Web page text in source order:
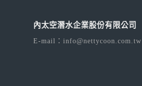
內太空潛水企業股份有限公司
E-mail： info@nettycoon.com.tw